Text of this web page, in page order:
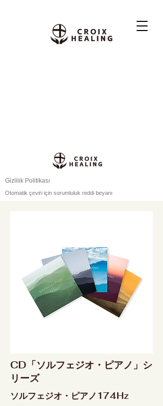
Gizlilik Politikası
Otomatik çeviri için sorumluluk reddi beyanı
CD「ソルフェジオ・ピアノ」シ
リーズ
ソルフェジオ・ピアノ174Hz